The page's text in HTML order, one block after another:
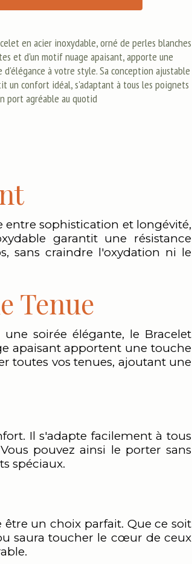
en acier inoxydable, orné de perles blanches
et d'un motif nuage apaisant, apporte une
d'élégance à votre style. Sa conception ajustable
un confort idéal, s'adaptant à tous les poignets
port agréable au quotid
sophistication et longévité,
garantit une résistance
sans craindre l'oxydation ni le
Tenue
soirée élégante, le Bracelet
apaisant apportent une touche
toutes vos tenues, ajoutant une
Il s'adapte facilement à tous
pouvez ainsi le porter sans
spéciaux.
un choix parfait. Que ce soit
saura toucher le cœur de ceux